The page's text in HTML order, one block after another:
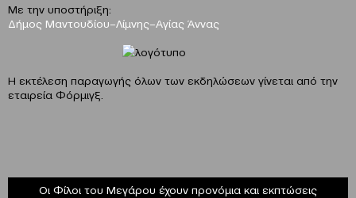
Με την υποστήριξη:
Δήμος Μαντουδίου–Λίμνης–Αγίας Άννας
Η εκτέλεση παραγωγής όλων των εκδηλώσεων γίνεται από την
εταιρεία Φόρμιγξ.
Οι Φίλοι του Μεγάρου έχουν προνόμια και εκπτώσεις